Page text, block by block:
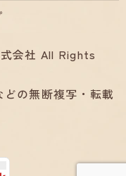
会社 All Rights
どの無断複写・転載